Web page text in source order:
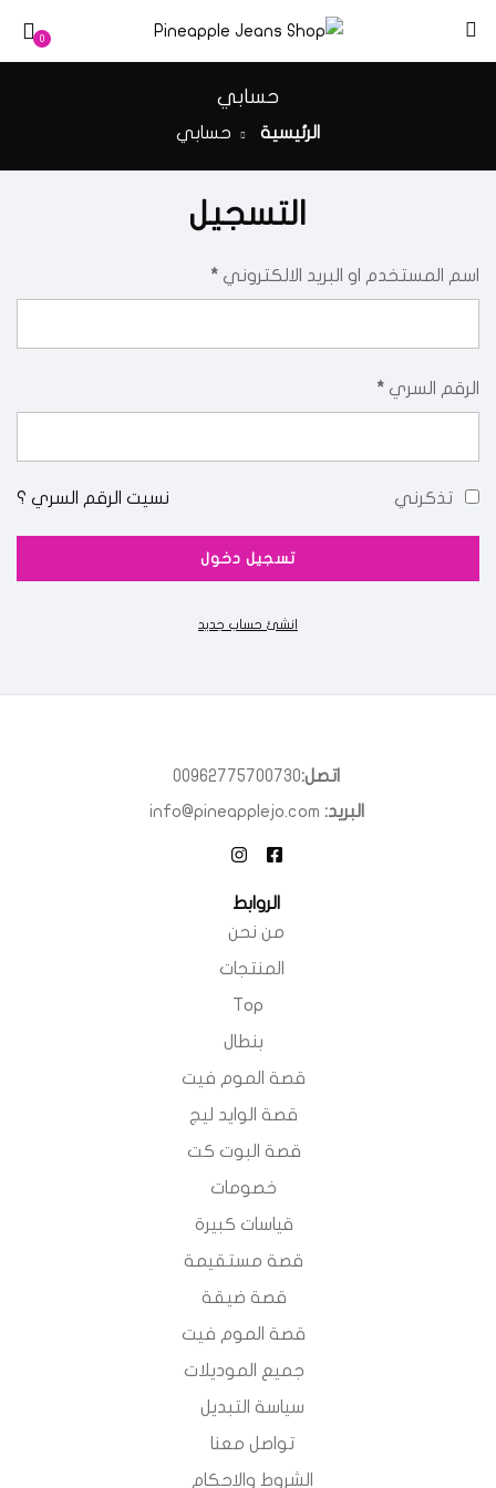
0
حسابي
الرئيسية حسابي
التسجيل
اسم المستخدم او البريد الالكتروني *
الرقم السري *
تذكرني نسيت الرقم السري ؟
انشئ حساب جديد
اتصل:00962775700730
البريد:
الروابط
من نحن
المنتجات
Top
بنطال
قصة الموم فيت
قصة الوايد ليج
قصة البوت كت
خصومات
قياسات كبيرة
قصة مستقيمة
قصة ضيقة
قصة الموم فيت
جميع الموديلات
سياسة التبديل
تواصل معنا
الشروط والاحكام